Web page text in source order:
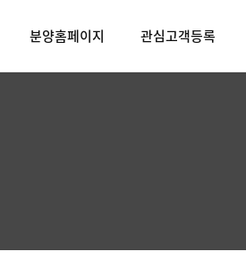
분양홈페이지 관심고객등록